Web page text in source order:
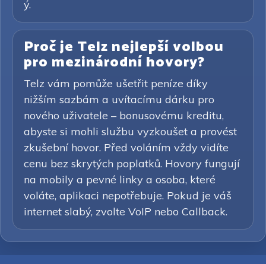
ý.
Proč je Telz nejlepší volbou
pro mezinárodní hovory?
Telz vám pomůže ušetřit peníze díky
nižším sazbám a uvítacímu dárku pro
nového uživatele – bonusovému kreditu,
abyste si mohli službu vyzkoušet a provést
zkušební hovor. Před voláním vždy vidíte
cenu bez skrytých poplatků. Hovory fungují
na mobily a pevné linky a osoba, které
voláte, aplikaci nepotřebuje. Pokud je váš
internet slabý, zvolte VoIP nebo Callback.